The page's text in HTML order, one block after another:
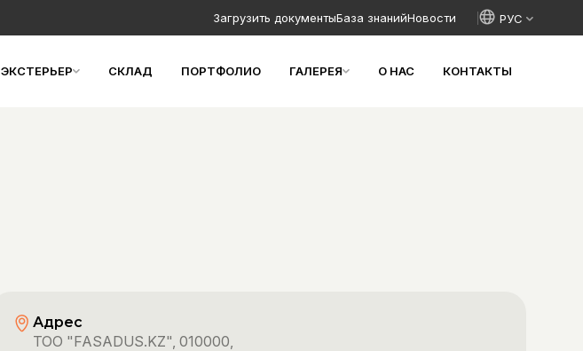
Загрузить документыБаза знанийНовости
ЭКСТЕРЬЕР СКЛАД ПОРТФОЛИО ГАЛЕРЕЯ О НАС КОНТАКТЫ
Адрес
TOO "FASADUS.KZ", 010000,